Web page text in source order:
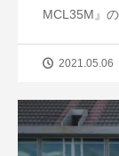
MCL35M』
2021.05.06